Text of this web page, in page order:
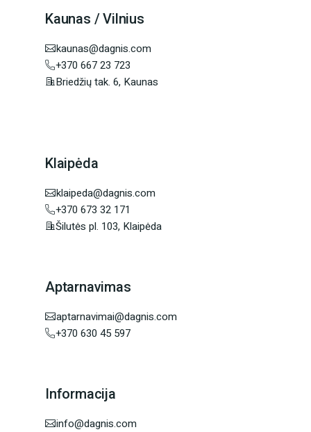
Kaunas / Vilnius
kaunas@dagnis.com
+370 667 23 723
Briedžių tak. 6, Kaunas
Klaipėda
klaipeda@dagnis.com
+370 673 32 171
Šilutės pl. 103, Klaipėda
Aptarnavimas
aptarnavimai@dagnis.com
+370 630 45 597
Informacija
info@dagnis.com